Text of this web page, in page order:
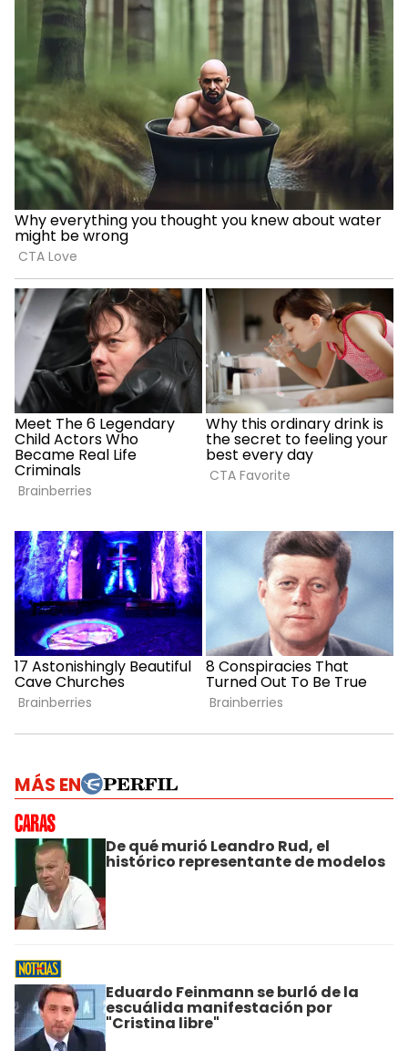
MÁS EN
De qué murió Leandro Rud, el
histórico representante de modelos
Eduardo Feinmann se burló de la
escuálida manifestación por
"Cristina libre"